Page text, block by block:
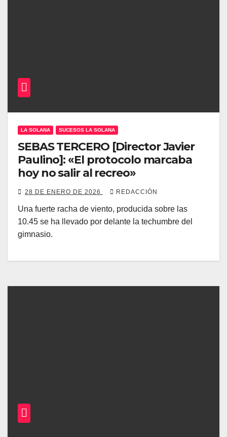
LA SOLANA SUCESOS LA SOLANA
SEBAS TERCERO [Director Javier
Paulino]: «El protocolo marcaba
hoy no salir al recreo»
28 DE ENERO DE 2026 REDACCIÓN
Una fuerte racha de viento, producida sobre las
10.45 se ha llevado por delante la techumbre del
gimnasio.